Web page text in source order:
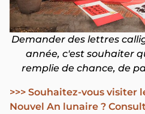
Demander des lettres
année, c'est souhaiter
remplie de chance, de
>>> Souhaitez-vous
Nouvel An lunaire ?